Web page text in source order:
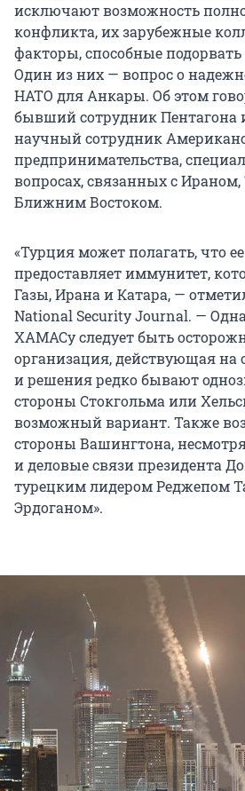
исключают возможность
конфликта, их зарубежные
факторы, способные подорвать
Один из них — вопрос о
НАТО для Анкары. Об этом
бывший сотрудник Пентагона
научный сотрудник
предпринимательства,
вопросах, связанных с
Ближним Востоком.
«Турция может полагать, что
предоставляет иммунитет,
Газы, Ирана и Катара, —
National Security Journal. —
ХАМАСу следует быть
организация, действующая на
и решения редко бывают
стороны Стокгольма или
возможный вариант. Также
стороны Вашингтона,
и деловые связи президента
турецким лидером Реджепом
Эрдоганом».